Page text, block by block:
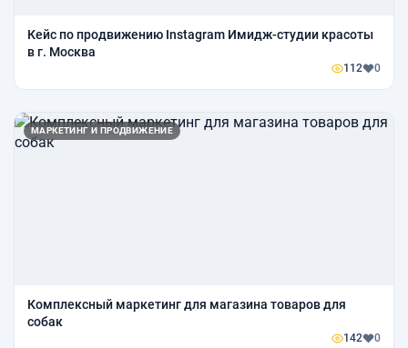
Кейс по продвижению Instagram Имидж-студии красоты
в г. Москва
112 0
МАРКЕТИНГ И ПРОДВИЖЕНИЕ
Комплексный маркетинг для магазина товаров для
собак
142 0